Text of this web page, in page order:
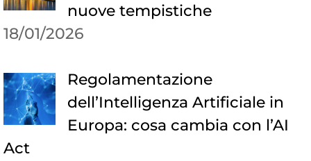
nuove tempistiche
18/01/2026
Regolamentazione
dell’Intelligenza Artificiale in
Europa: cosa cambia con l’AI
Act